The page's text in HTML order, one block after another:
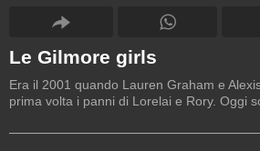
Le Gilmore girls
Era il 2001 quando Lauren Graham e
prima volta i panni di Lorelai e Rory. Oggi